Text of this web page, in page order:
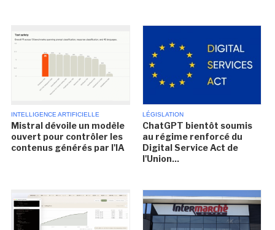
INTELLIGENCE ARTIFICIELLE
Mistral dévoile un modèle
ouvert pour contrôler les
contenus générés par l'IA
LÉGISLATION
ChatGPT bientôt soumis
au régime renforcé du
Digital Service Act de
l'Union...